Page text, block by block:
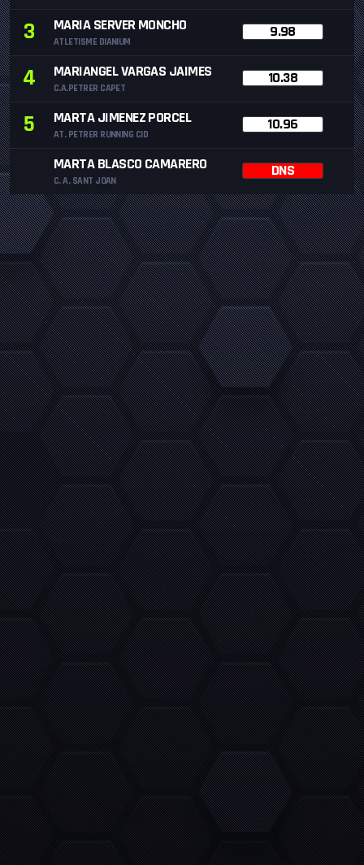
3 MARIA SERVER MONCHO
ATLETISME DIANIUM
9.98
4 MARIANGEL VARGAS JAIMES
C.A.PETRER CAPET
10.38
5 MARTA JIMENEZ PORCEL
AT. PETRER RUNNING CID
10.96
MARTA BLASCO CAMARERO
C. A. SANT JOAN
DNS